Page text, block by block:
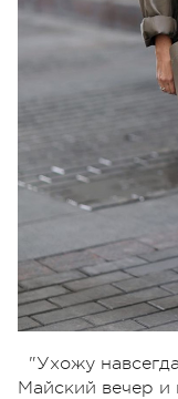
"Ухожу
Майский вечер и